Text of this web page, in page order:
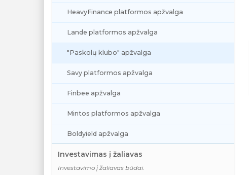
HeavyFinance platformos apžvalga
Lande platformos apžvalga
"Paskolų klubo" apžvalga
Savy platformos apžvalga
Finbee apžvalga
Mintos platformos apžvalga
Boldyield apžvalga
Investavimas į žaliavas
Investavimo į žaliavas būdai.